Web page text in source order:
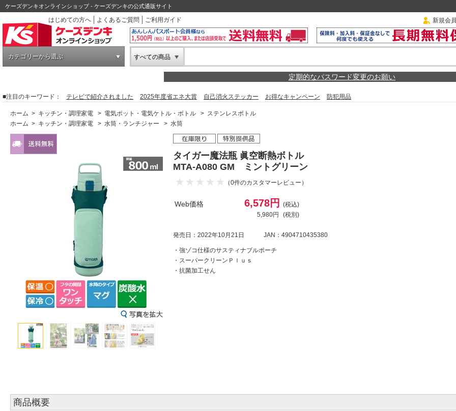
ケーズデンキオンラインショップ - ケーズデンキの公式通販サイト
はじめての方へ
よくあるご質問 ご利用ガイド 新規会
カテゴリーから選ぶ すべての商品
定期的なパスワード変更のお願い
■注目のキーワード： テレビで紹介されました 2025年度省エネ大賞 自己消火ステッカー お得なキャンペーン 防犯用品
ホーム > キッチン・調理家電 > 電気ポット・電気ケトル・ボトル > ステンレスボトル
ホーム > キッチン・調理家電 > 水筒・ランチジャー > 水筒
タイガー魔法瓶 眞空断熱ボトル
MTA-A080 GM ミントグリーン
（0件のカスタマーレビュー）
Web価格 6,578円
(税込)
5,980円
(税別)
発売日：2022年10月21日 JAN：4904710435380
・強ゾコ仕様のサスティナブルポーチ
・スーパークリーンＰｌｕｓ
・抗菌加工せん
商品概要